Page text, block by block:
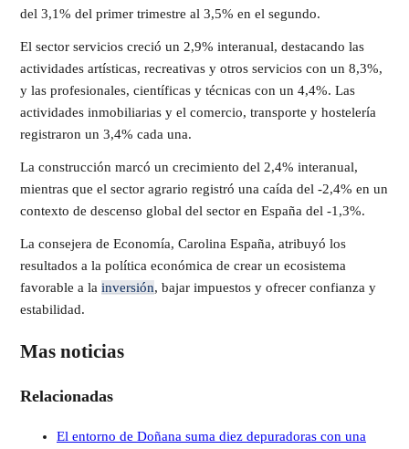
del 3,1% del primer trimestre al 3,5% en el segundo.
El sector servicios creció un 2,9% interanual, destacando las
actividades artísticas, recreativas y otros servicios con un 8,3%,
y las profesionales, científicas y técnicas con un 4,4%. Las
actividades inmobiliarias y el comercio, transporte y hostelería
registraron un 3,4% cada una.
La construcción marcó un crecimiento del 2,4% interanual,
mientras que el sector agrario registró una caída del -2,4% en un
contexto de descenso global del sector en España del -1,3%.
La consejera de Economía, Carolina España, atribuyó los
resultados a la política económica de crear un ecosistema
favorable a la inversión, bajar impuestos y ofrecer confianza y
estabilidad.
Mas noticias
Relacionadas
El entorno de Doñana suma diez depuradoras con una